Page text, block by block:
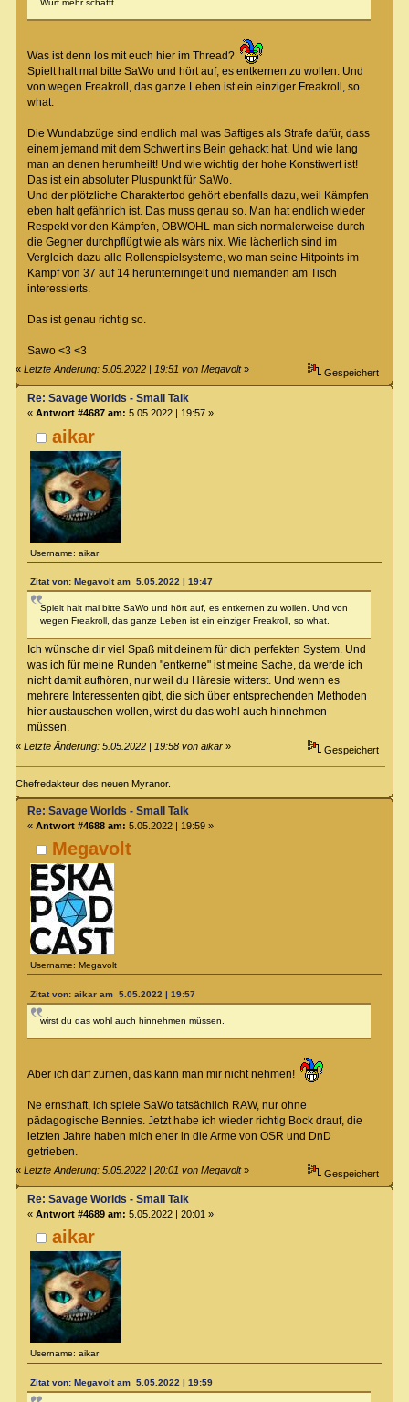
Wurf mehr schafft
Was ist denn los mit euch hier im Thread?
Spielt halt mal bitte SaWo und hört auf, es entkernen zu wollen. Und
von wegen Freakroll, das ganze Leben ist ein einziger Freakroll, so
what.
Die Wundabzüge sind endlich mal was Saftiges als Strafe dafür, dass
einem jemand mit dem Schwert ins Bein gehackt hat. Und wie lang
man an denen herumheilt! Und wie wichtig der hohe Konstiwert ist!
Das ist ein absoluter Pluspunkt für SaWo.
Und der plötzliche Charaktertod gehört ebenfalls dazu, weil Kämpfen
eben halt gefährlich ist. Das muss genau so. Man hat endlich wieder
Respekt vor den Kämpfen, OBWOHL man sich normalerweise durch
die Gegner durchpflügt wie als wärs nix. Wie lächerlich sind im
Vergleich dazu alle Rollenspielsysteme, wo man seine Hitpoints im
Kampf von 37 auf 14 herunterningelt und niemanden am Tisch
interessierts.
Das ist genau richtig so.
Sawo <3 <3
«Letzte Änderung: 5.05.2022 | 19:51 von Megavolt» Gespeichert
aikar
Username: aikar
Re: Savage Worlds - Small Talk
« Antwort #4687 am: 5.05.2022 | 19:57 »
Zitat von: Megavolt am 5.05.2022 | 19:47
Spielt halt mal bitte SaWo und hört auf, es entkernen zu wollen. Und von
wegen Freakroll, das ganze Leben ist ein einziger Freakroll, so what.
Ich wünsche dir viel Spaß mit deinem für dich perfekten System. Und
was ich für meine Runden "entkerne" ist meine Sache, da werde ich
nicht damit aufhören, nur weil du Häresie witterst. Und wenn es
mehrere Interessenten gibt, die sich über entsprechenden Methoden
hier austauschen wollen, wirst du das wohl auch hinnehmen
müssen.
«Letzte Änderung: 5.05.2022 | 19:58 von aikar » Gespeichert
Chefredakteur des neuen Myranor.
Megavolt
Username: Megavolt
Re: Savage Worlds - Small Talk
« Antwort #4688 am: 5.05.2022 | 19:59 »
Zitat von: aikar am 5.05.2022 | 19:57
wirst du das wohl auch hinnehmen müssen.
Aber ich darf zürnen, das kann man mir nicht nehmen!
Ne ernsthaft, ich spiele SaWo tatsächlich RAW, nur ohne
pädagogische Bennies. Jetzt habe ich wieder richtig Bock drauf, die
letzten Jahre haben mich eher in die Arme von OSR und DnD
getrieben.
«Letzte Änderung: 5.05.2022 | 20:01 von Megavolt» Gespeichert
aikar
Username: aikar
Re: Savage Worlds - Small Talk
« Antwort #4689 am: 5.05.2022 | 20:01 »
Zitat von: Megavolt am 5.05.2022 | 19:59